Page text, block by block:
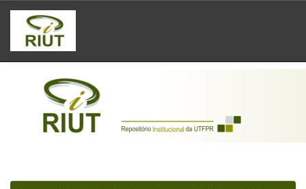
Skip
navigation